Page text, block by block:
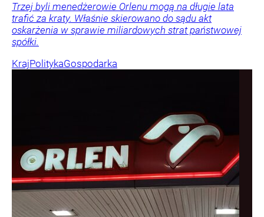
Trzej byli menedżerowie Orlenu mogą na długie lata
trafić za kraty. Właśnie skierowano do sądu akt
oskarżenia w sprawie miliardowych strat państwowej
spółki.
KrajPolitykaGospodarka